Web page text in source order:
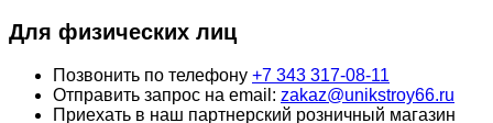
Для физических лиц
Позвонить по телефону +7 343 317-08-11
Отправить запрос на email: zakaz@unikstroy66.ru
Приехать в наш партнерский розничный магазин